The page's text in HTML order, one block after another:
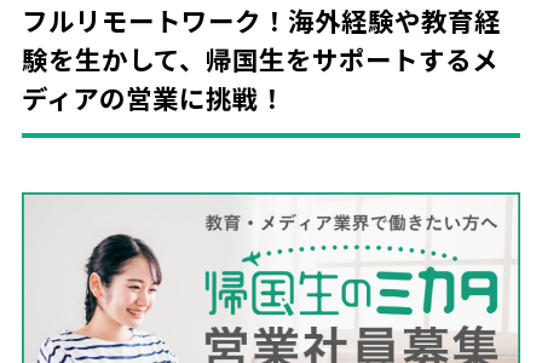
フルリモートワーク！海外経験や教育経
験を生かして、帰国生をサポートするメ
ディアの営業に挑戦！